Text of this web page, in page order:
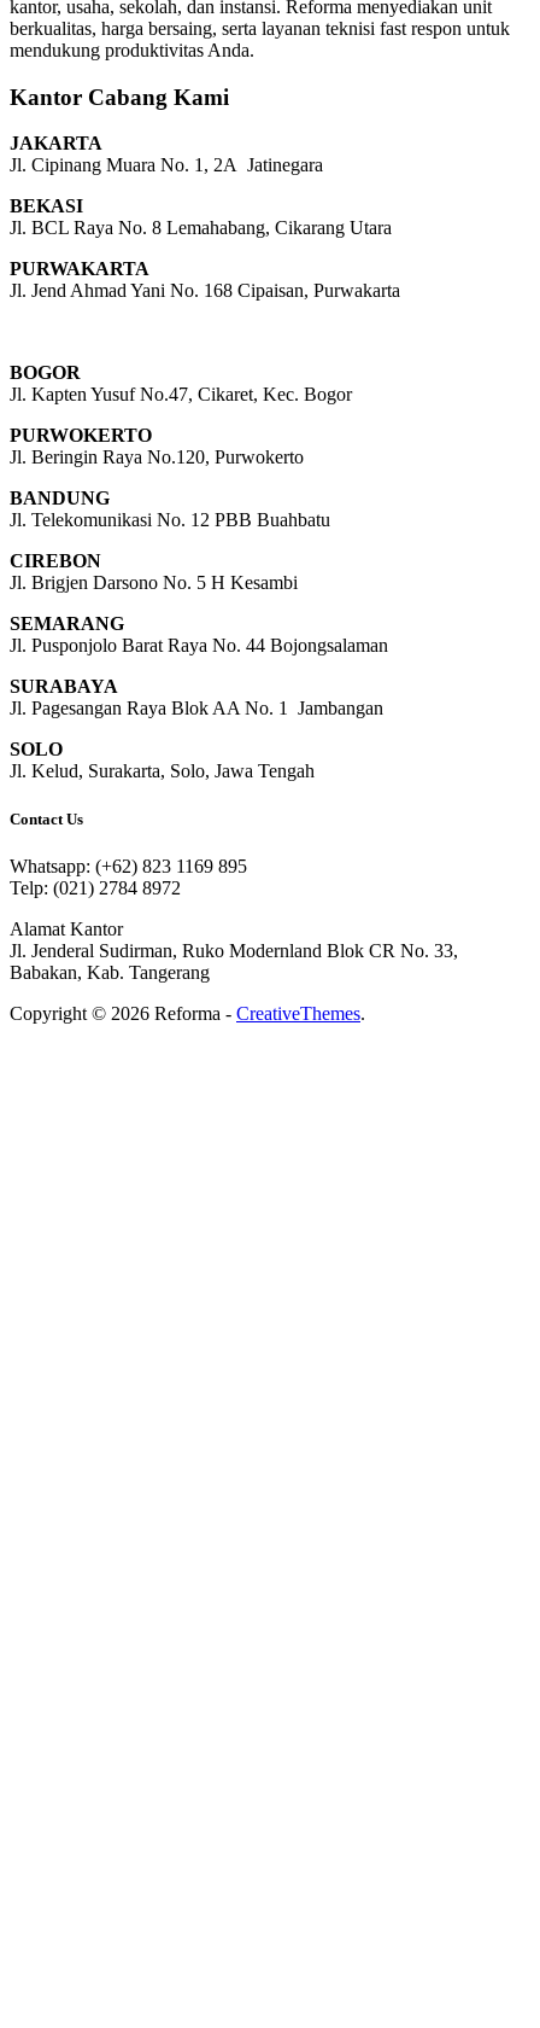
kantor, usaha, sekolah, dan instansi. Reforma menyediakan unit
berkualitas, harga bersaing, serta layanan teknisi fast respon untuk
mendukung produktivitas Anda.
Kantor Cabang Kami
JAKARTA
Jl. Cipinang Muara No. 1, 2A Jatinegara
BEKASI
Jl. BCL Raya No. 8 Lemahabang, Cikarang Utara
PURWAKARTA
Jl. Jend Ahmad Yani No. 168 Cipaisan, Purwakarta
BOGOR
Jl. Kapten Yusuf No.47, Cikaret, Kec. Bogor
PURWOKERTO
Jl. Beringin Raya No.120, Purwokerto
BANDUNG
Jl. Telekomunikasi No. 12 PBB Buahbatu
CIREBON
Jl. Brigjen Darsono No. 5 H Kesambi
SEMARANG
Jl. Pusponjolo Barat Raya No. 44 Bojongsalaman
SURABAYA
Jl. Pagesangan Raya Blok AA No. 1 Jambangan
SOLO
Jl. Kelud, Surakarta, Solo, Jawa Tengah
Contact Us
Whatsapp: (+62) 823 1169 895
Telp: (021) 2784 8972
Alamat Kantor
Jl. Jenderal Sudirman, Ruko Modernland Blok CR No. 33,
Babakan, Kab. Tangerang
Copyright © 2026 Reforma - CreativeThemes.